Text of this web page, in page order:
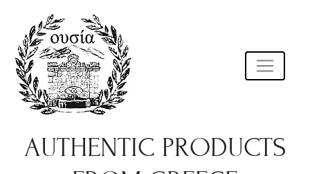
AUTHENTIC PRODUCTS